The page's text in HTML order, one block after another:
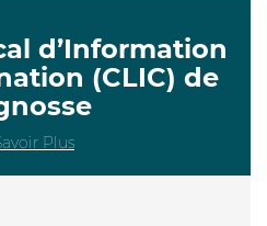
d’Information
(CLIC) de
Plus